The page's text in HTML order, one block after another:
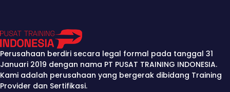
Perusahaan berdiri secara legal formal pada tanggal 31
Januari 2019 dengan nama PT PUSAT TRAINING INDONESIA.
Kami adalah perusahaan yang bergerak dibidang Training
Provider dan Sertifikasi.